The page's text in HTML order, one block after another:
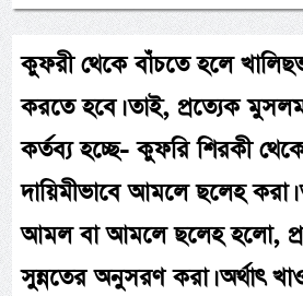
কুফরী থেকে বাঁচতে হলে
করতে হবে। তাই, প্রত্যেক
কর্তব্য হচ্ছে- কুফরি শিরকী
দায়িমীভাবে আমলে ছলেহ করা।
আমল বা আমলে ছলেহ হলো,
সুন্নতের অনুসরণ করা। অর্থাৎ